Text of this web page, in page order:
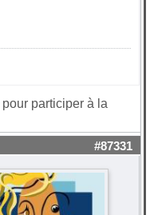
pour participer à la
#87331